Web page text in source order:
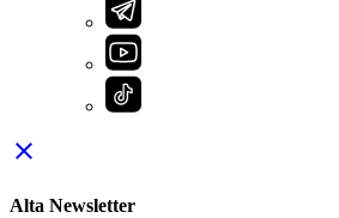
close
Alta Newsletter